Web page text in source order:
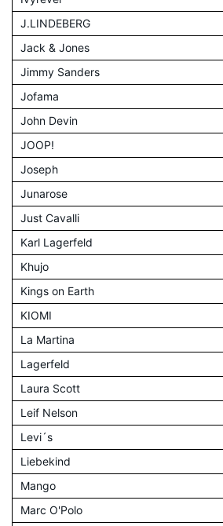
J.LINDEBERG
Jack & Jones
Jimmy Sanders
Jofama
John Devin
JOOP!
Joseph
Junarose
Just Cavalli
Karl Lagerfeld
Khujo
Kings on Earth
KIOMI
La Martina
Lagerfeld
Laura Scott
Leif Nelson
Levi´s
Liebekind
Mango
Marc O'Polo